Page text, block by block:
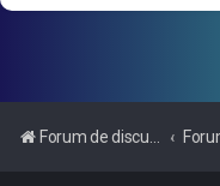
Forum de discussions sur le Regroupement de Crédits et le Rachat de Crédits